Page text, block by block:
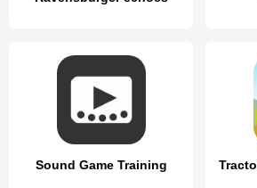
Sound Game Training